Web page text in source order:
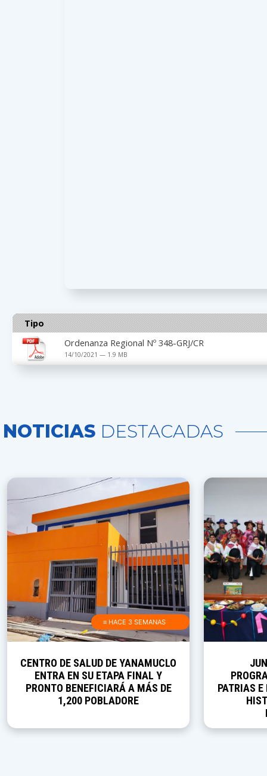
Tipo
Ordenanza Regional Nº 348-GRJ/CR
14/10/2021 — 1.9 MB
NOTICIAS DESTACADAS
≡ HACE 3 SEMANAS
CENTRO DE SALUD DE YANAMUCLO
ENTRA EN SU ETAPA FINAL Y
PRONTO BENEFICIARÁ A MÁS DE
1,200 POBLADORE
PATRIAS